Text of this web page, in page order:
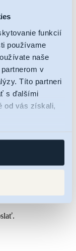
funkcií
používame
naše
v
Títo partneri
s ďalšími
od vás získali,
mail
neskôr.